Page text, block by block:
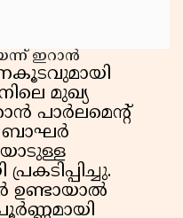
ഇറാൻ
മുഖ്യ
പാർലമെൻ്റ്
ബാഘർ
ഉണ്ടായാൽ